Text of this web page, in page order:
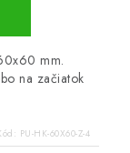
mm.
na začiatok
PU-HK-60X60-Z-4